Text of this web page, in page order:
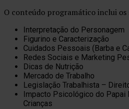
O conteúdo programático inclui os
Interpretação do Personagem
Figurino e Caracterização
Cuidados Pessoais (Barba e
Redes Sociais e Marketing
Dicas de Nutrição
Mercado de Trabalho
Legislação Trabalhista –
Impacto Psicológico do Papai
Crianças